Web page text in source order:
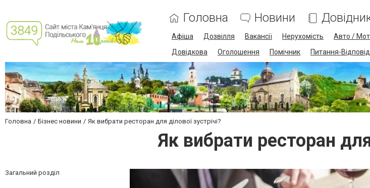
Головна Новини
Афіша Дозвілля Вакансії Нерухомість Авто /
Довідкова
Оголошення Помічник Питання-
Головна Бізнес новини Як вибрати ресторан для ділової зустрічі?
Як вибрати ресторан для
Загальний розділ